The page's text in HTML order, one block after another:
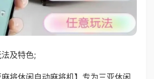
及特色;
麻将休闲自动麻将机】专为三亚休闲